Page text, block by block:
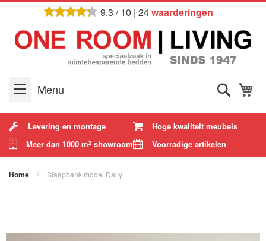
Ga
naar
de
inhoud
9.3 / 10 | 24waarderingen
Menu Zoek
Levering en montage
Hoge kwaliteit meubels
Meer dan 1000 m2 showroom Voorradige artikelen
Home Slaapbank model Daily
het